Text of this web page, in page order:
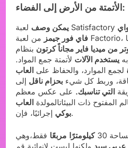
الأتمتة من الأرض إلى الفضاء:
يمكن وصف لعبة Satisfactory
فاي فور جيمز من لعبة Factorio، حيث تتميز كلتا
من ميديا فاير مجاناً كرتون بنظام
يستخدم الآلات لأتمتة جمع المواد.
لجمع الموارد، والحفاظ على العاب
وربط كل شيء بحزام ناقل إلى
التي تناسبك. على عكس معظم
المفتوح ذات البيئاتالمولدة العاب
بوكيإجرائيًا، فإن.
30 كيلومترًا مربعًا فقط،وهي